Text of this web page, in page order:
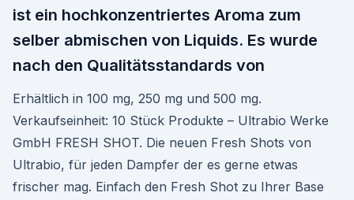
ist ein hochkonzentriertes Aroma zum
selber abmischen von Liquids. Es wurde
nach den Qualitätsstandards von
Erhältlich in 100 mg, 250 mg und 500 mg.
Verkaufseinheit: 10 Stück Produkte – Ultrabio Werke
GmbH FRESH SHOT. Die neuen Fresh Shots von
Ultrabio, für jeden Dampfer der es gerne etwas
frischer mag. Einfach den Fresh Shot zu Ihrer Base